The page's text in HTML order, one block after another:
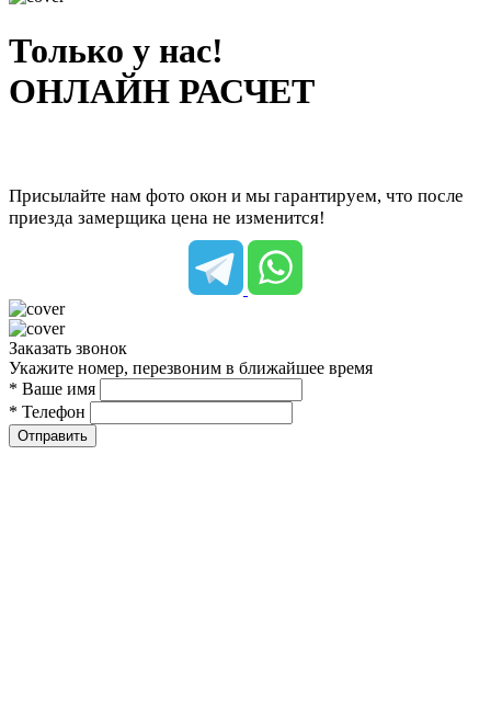
Только у нас!
ОНЛАЙН РАСЧЕТ
Присылайте нам фото окон и мы гарантируем, что после
приезда замерщика цена не изменится!
Заказать звонок
Укажите номер, перезвоним в ближайшее время
* Ваше имя
* Телефон
Отправить